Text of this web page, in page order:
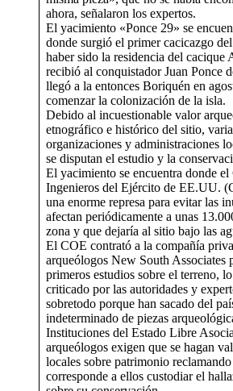
ahora, señalaron los expertos.
El yacimiento «Ponce 29» se
donde surgió el primer cacicazgo
haber sido la residencia del cacique
recibió al conquistador Juan Ponce
llegó a la entonces Boriquén en
comenzar la colonización de la isla.
Debido al incuestionable valor
etnográfico e histórico del sitio,
organizaciones y administraciones
se disputan el estudio y la
El yacimiento se encuentra donde el
Ingenieros del Ejército de EE.UU.
una enorme represa para evitar las
afectan periódicamente a unas
zona y que dejaría al sitio bajo las
El COE contrató a la compañía
arqueólogos New South Associates
primeros estudios sobre el terreno,
criticado por las autoridades y
sobretodo porque han sacado del
indeterminado de piezas
Instituciones del Estado Libre
arqueólogos exigen que se hagan
locales sobre patrimonio
corresponde a ellos custodiar el